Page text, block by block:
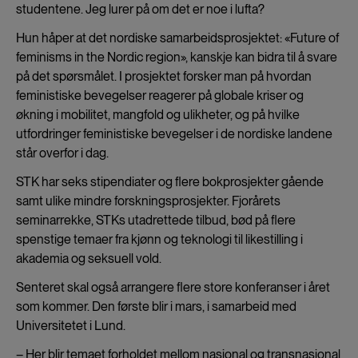
studentene. Jeg lurer på om det er noe i lufta?
Hun håper at det nordiske samarbeidsprosjektet: «Future of
feminisms in the Nordic region», kanskje kan bidra til å svare
på det spørsmålet. I prosjektet forsker man på hvordan
feministiske bevegelser reagerer på globale kriser og
økning i mobilitet, mangfold og ulikheter, og på hvilke
utfordringer feministiske bevegelser i de nordiske landene
står overfor i dag.
STK har seks stipendiater og flere bokprosjekter gående
samt ulike mindre forskningsprosjekter. Fjorårets
seminarrekke, STKs utadrettede tilbud, bød på flere
spenstige temaer fra kjønn og teknologi til likestilling i
akademia og seksuell vold.
Senteret skal også arrangere flere store konferanser i året
som kommer. Den første blir i mars, i samarbeid med
Universitetet i Lund.
– Her blir temaet forholdet mellom nasjonal og transnasjonal